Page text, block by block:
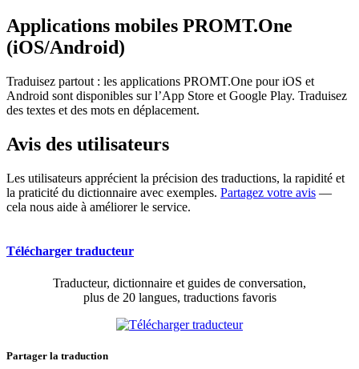
Applications mobiles PROMT.One
(iOS/Android)
Traduisez partout : les applications PROMT.One pour iOS et
Android sont disponibles sur l’App Store et Google Play. Traduisez
des textes et des mots en déplacement.
Avis des utilisateurs
Les utilisateurs apprécient la précision des traductions, la rapidité et
la praticité du dictionnaire avec exemples. Partagez votre avis —
cela nous aide à améliorer le service.
Télécharger traducteur
Traducteur, dictionnaire et guides de conversation,
plus de 20 langues, traductions favoris
Partager la traduction